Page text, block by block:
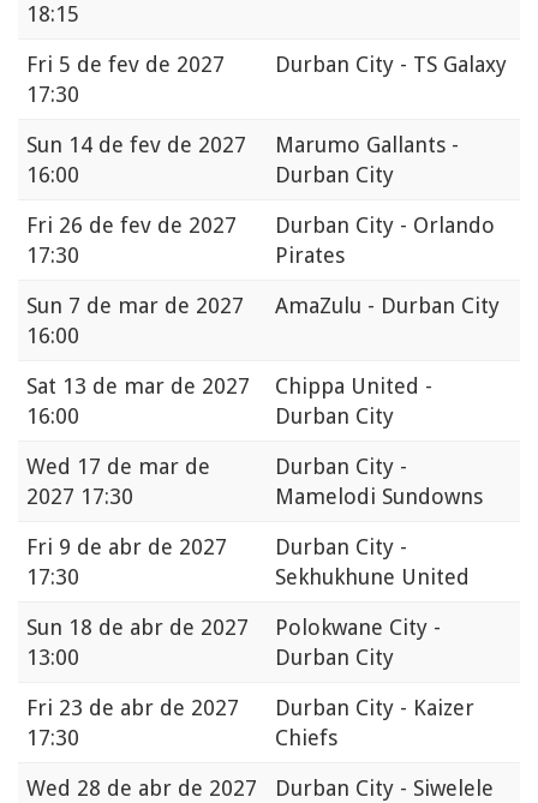
18:15
Fri 5 de fev de 2027
17:30
Durban City - TS Galaxy
Sun 14 de fev de 2027
16:00
Marumo Gallants -
Durban City
Fri 26 de fev de 2027
17:30
Durban City - Orlando
Pirates
Sun 7 de mar de 2027
16:00
AmaZulu - Durban City
Sat 13 de mar de 2027
16:00
Chippa United -
Durban City
Wed 17 de mar de
2027 17:30
Durban City -
Mamelodi Sundowns
Fri 9 de abr de 2027
17:30
Durban City -
Sekhukhune United
Sun 18 de abr de 2027
13:00
Polokwane City -
Durban City
Fri 23 de abr de 2027
17:30
Durban City - Kaizer
Chiefs
Wed 28 de abr de 2027
Durban City - Siwelele